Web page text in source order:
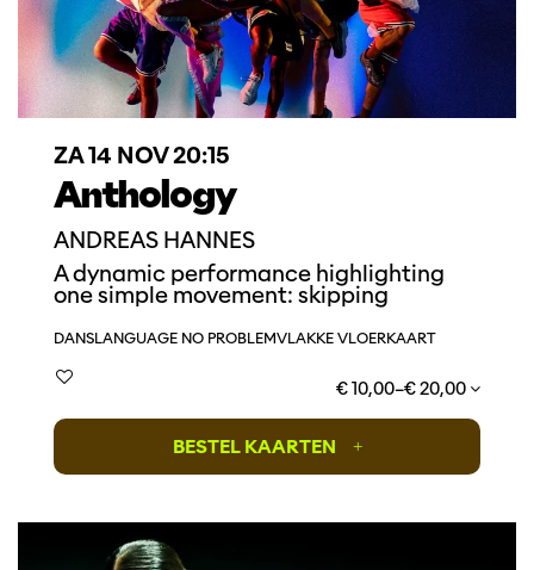
Anthology
ANDREAS HANNES
ZA 14 NOV20:15
A dynamic performance highlighting
one simple movement: skipping
DANSLANGUAGE NO PROBLEMVLAKKE VLOERKAART
€ 10,00–€ 20,00
BESTEL KAARTEN +